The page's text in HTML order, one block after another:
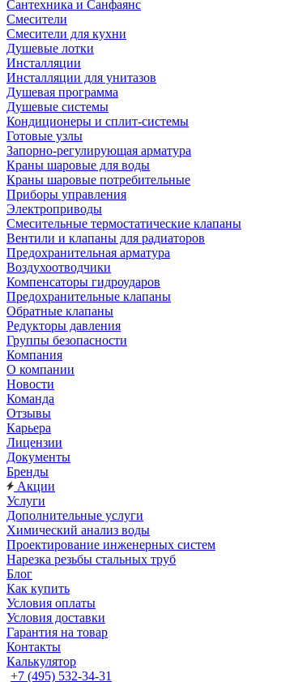
Сантехника и Санфаянс
Смесители
Смесители для кухни
Душевые лотки
Инсталляции
Инсталляции для унитазов
Душевая программа
Душевые системы
Кондиционеры и сплит-системы
Готовые узлы
Запорно-регулирующая арматура
Краны шаровые для воды
Краны шаровые потребительные
Приборы управления
Электроприводы
Смесительные термостатические клапаны
Вентили и клапаны для радиаторов
Предохранительная арматура
Воздухоотводчики
Компенсаторы гидроударов
Предохранительные клапаны
Обратные клапаны
Редукторы давления
Группы безопасности
Компания
О компании
Новости
Команда
Отзывы
Карьера
Лицензии
Документы
Бренды
Акции
Услуги
Дополнительные услуги
Химический анализ воды
Проектирование инженерных систем
Нарезка резьбы стальных труб
Блог
Как купить
Условия оплаты
Условия доставки
Гарантия на товар
Контакты
Калькулятор
+7 (495) 532‑34‑31